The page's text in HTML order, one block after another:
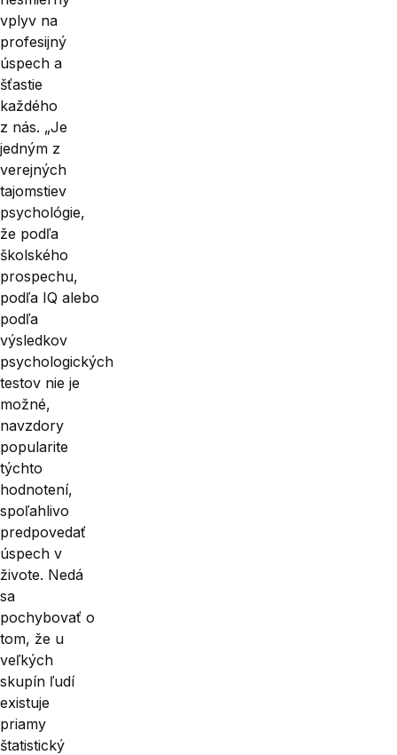
vplyv na
profesijný
úspech a
šťastie
každého
z nás. „Je
jedným z
verejných
tajomstiev
psychológie,
že podľa
školského
prospechu,
podľa IQ alebo
podľa
výsledkov
psychologických
testov nie je
možné,
navzdory
popularite
týchto
hodnotení,
spoľahlivo
predpovedať
úspech v
živote. Nedá
sa
pochybovať o
tom, že u
veľkých
skupín ľudí
existuje
priamy
štatistický